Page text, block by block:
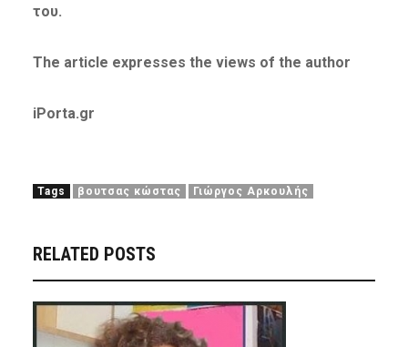
του.
The article expresses the views of the author
iPorta.gr
Tags βουτσας κώστας Γιώργος Αρκουλής
RELATED POSTS